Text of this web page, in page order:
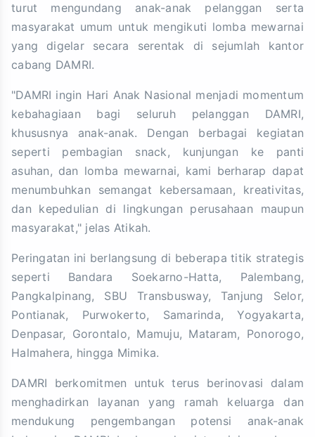
turut mengundang anak-anak pelanggan serta
masyarakat umum untuk mengikuti lomba mewarnai
yang digelar secara serentak di sejumlah kantor
cabang DAMRI.
"DAMRI ingin Hari Anak Nasional menjadi momentum
kebahagiaan bagi seluruh pelanggan DAMRI,
khususnya anak-anak. Dengan berbagai kegiatan
seperti pembagian snack, kunjungan ke panti
asuhan, dan lomba mewarnai, kami berharap dapat
menumbuhkan semangat kebersamaan, kreativitas,
dan kepedulian di lingkungan perusahaan maupun
masyarakat," jelas Atikah.
Peringatan ini berlangsung di beberapa titik strategis
seperti Bandara Soekarno-Hatta, Palembang,
Pangkalpinang, SBU Transbusway, Tanjung Selor,
Pontianak, Purwokerto, Samarinda, Yogyakarta,
Denpasar, Gorontalo, Mamuju, Mataram, Ponorogo,
Halmahera, hingga Mimika.
DAMRI berkomitmen untuk terus berinovasi dalam
menghadirkan layanan yang ramah keluarga dan
mendukung pengembangan potensi anak-anak